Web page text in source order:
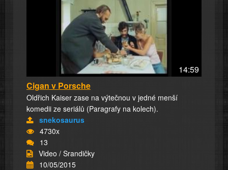
14:59
Cigan v Porsche
Oldřich Kaiser zase na výtečnou v jedné menší
komedii ze seriálů (Paragrafy na kolech).
snekosaurus
4730x
13
Video / Srandičky
10/05/2015